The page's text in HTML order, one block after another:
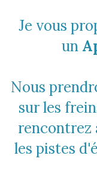
Je vous
un
Nous
sur les
rencontrez
les pistes